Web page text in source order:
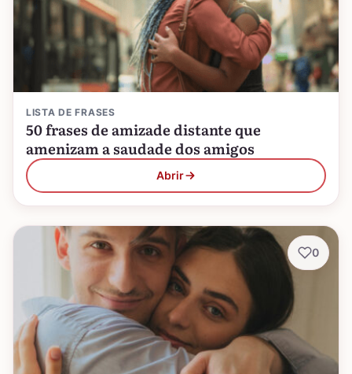
LISTA DE FRASES
50 frases de amizade distante que
amenizam a saudade dos amigos
Abrir
0